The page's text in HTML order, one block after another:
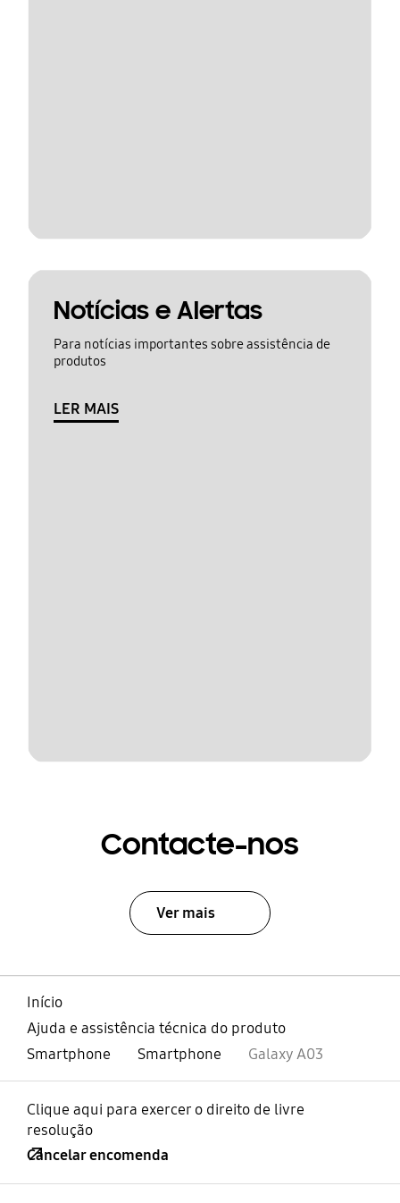
Notícias e Alertas
Para notícias importantes sobre assistência de
produtos
LER MAIS
Contacte-nos
Ver mais
Início
Ajuda e assistência técnica do produto
Smartphone
Smartphone Galaxy A03
Clique aqui para exercer o direito de livre
resolução
Cancelar encomenda